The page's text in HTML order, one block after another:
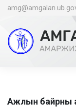
Ажлын байрны